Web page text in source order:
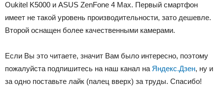
Oukitel K5000 и ASUS ZenFone 4 Max. Первый смартфон
имеет не такой уровень производительности, зато дешевле.
Второй оснащен более качественными камерами.
Если Вы это читаете, значит Вам было интересно, поэтому
пожалуйста подпишитесь на наш канал на Яндекс.Дзен, ну и
за одно поставьте лайк (палец вверх) за труды. Спасибо!